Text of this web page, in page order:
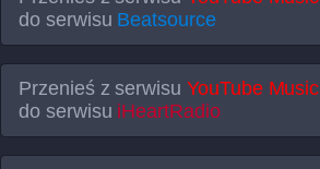
do serwisu Beatsource
Przenieś z serwisu YouTube Music
do serwisu iHeartRadio